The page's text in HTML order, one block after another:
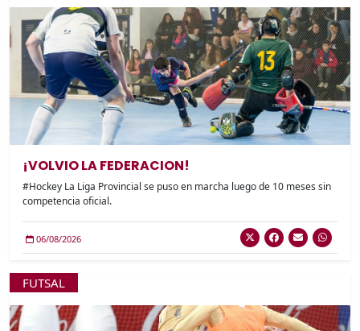
¡VOLVIO LA FEDERACION!
#Hockey La Liga Provincial se puso en marcha luego de 10 meses sin
competencia oficial.
06/08/2026
FUTSAL